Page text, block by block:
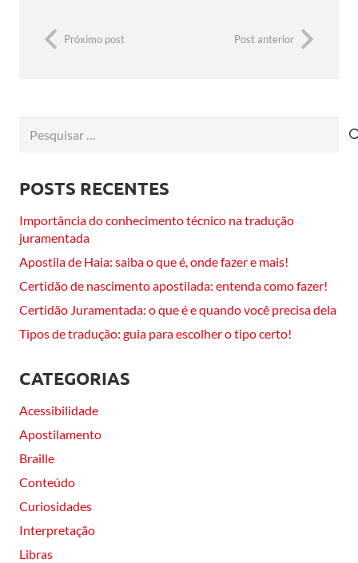
Próximo post Post anterior
POSTS RECENTES
Importância do conhecimento técnico na tradução
juramentada
Apostila de Haia: saiba o que é, onde fazer e mais!
Certidão de nascimento apostilada: entenda como fazer!
Certidão Juramentada: o que é e quando você precisa dela
Tipos de tradução: guia para escolher o tipo certo!
CATEGORIAS
Acessibilidade
Apostilamento
Braille
Conteúdo
Curiosidades
Interpretação
Libras